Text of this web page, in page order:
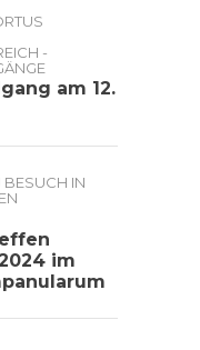
-
am 12.
BESUCH IN
im